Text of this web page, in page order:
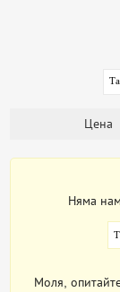
Цена
Няма
Моля,